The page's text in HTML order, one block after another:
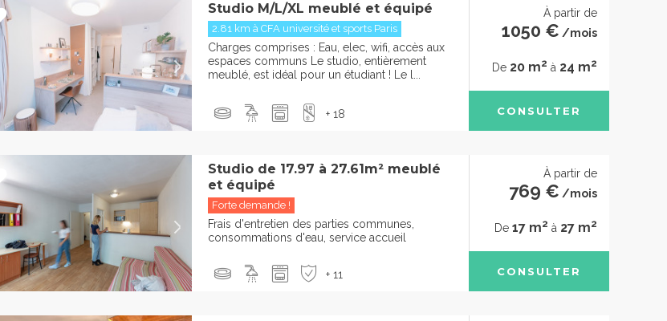
Studio M/L/XL meublé et équipé
2.81 km à CFA université et sports Paris
Charges comprises : Eau, elec, wifi, accès aux
espaces communs Le studio, entièrement
meublé, est idéal pour un étudiant ! Le l...
+ 18
À partir de
1050 € /mois
De 20 m2 à 24 m2
CONSULTER
Studio de 17.97 à 27.61m² meublé
et équipé
Forte demande !
Frais d'entretien des parties communes,
consommations d'eau, service accueil
+ 11
À partir de
769 € /mois
De 17 m2 à 27 m2
CONSULTER